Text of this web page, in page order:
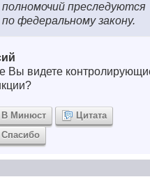
полномочий преследуются
по федеральному закону.
Вы видете
В Минюст
Цитата
Спасибо